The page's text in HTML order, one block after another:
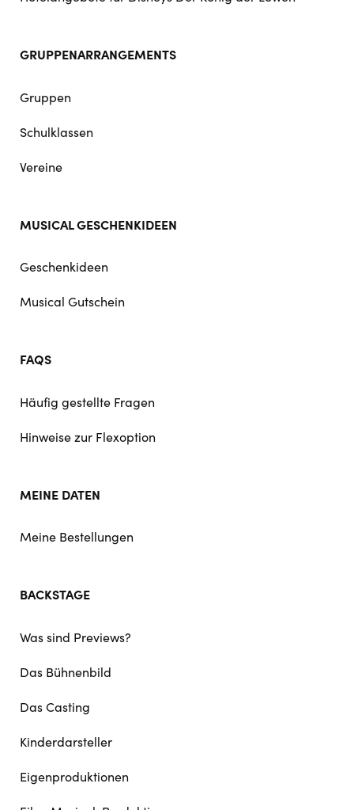
GRUPPENARRANGEMENTS
Gruppen
Schulklassen
Vereine
MUSICAL GESCHENKIDEEN
Geschenkideen
Musical Gutschein
FAQS
Häufig gestellte Fragen
Hinweise zur Flexoption
MEINE DATEN
Meine Bestellungen
BACKSTAGE
Was sind Previews?
Das Bühnenbild
Das Casting
Kinderdarsteller
Eigenproduktionen